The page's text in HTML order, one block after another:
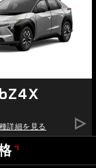
bZ4X
詳細を見る
*1